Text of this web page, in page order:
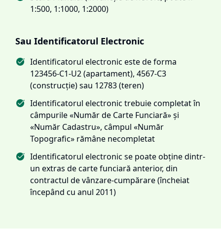
1:500, 1:1000, 1:2000)
Sau Identificatorul Electronic
Identificatorul electronic este de forma
123456-C1-U2 (apartament), 4567-C3
(construcție) sau 12783 (teren)
Identificatorul electronic trebuie completat în
câmpurile «Număr de Carte Funciară» și
«Număr Cadastru», câmpul «Număr
Topografic» rămâne necompletat
Identificatorul electronic se poate obține dintr-
un extras de carte funciară anterior, din
contractul de vânzare-cumpărare (încheiat
începând cu anul 2011)